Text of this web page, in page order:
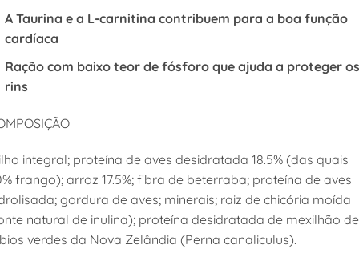
A Taurina e a L-carnitina contribuem para a boa função
cardíaca
Ração com baixo teor de fósforo que ajuda a proteger os
rins
integral; proteína de aves desidratada 18.5% (das quais
frango); arroz 17.5%; fibra de beterraba; proteína de aves
gordura de aves; minerais; raiz de chicória moída
natural de inulina); proteína desidratada de mexilhão de
verdes da Nova Zelândia (Perna canaliculus).